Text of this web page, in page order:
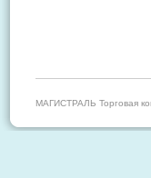
МАГИСТРАЛЬ Торговая